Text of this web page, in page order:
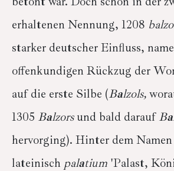
erhaltenen Nennung, 1208
starker deutscher Einfluss,
offenkundigen Rückzug der
auf die erste Silbe (Balzols,
1305 Balzorsund bald darauf Ba
hervorging). Hinter dem
lateinisch palatium 'Palast,